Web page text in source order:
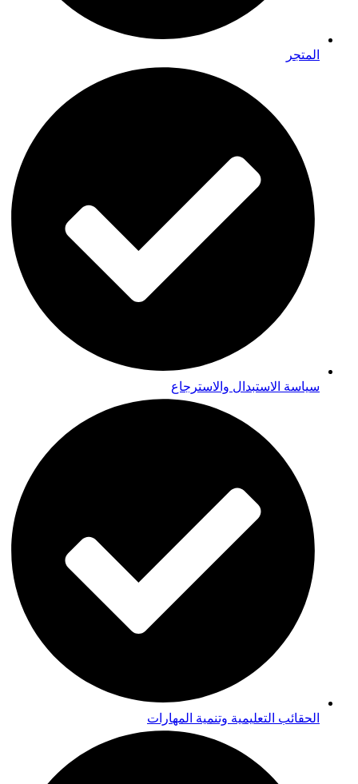
المتجر
سياسة الاستبدال والاسترجاع
الحقائب التعليمية وتنمية المهارات